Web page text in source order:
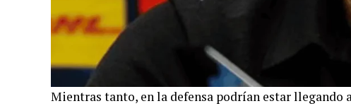
Mientras tanto, en la defensa podrían estar llegando